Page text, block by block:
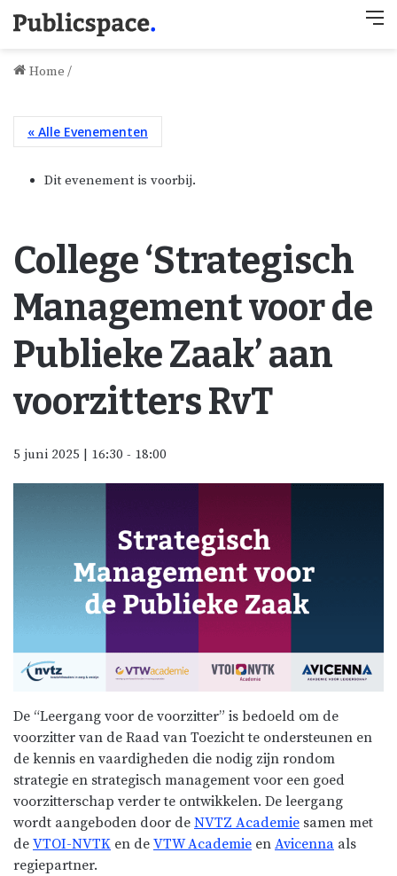
Home /
« Alle Evenementen
Dit evenement is voorbij.
College ‘Strategisch
Management voor de
Publieke Zaak’ aan
voorzitters RvT
5 juni 2025 | 16:30 - 18:00
De “Leergang voor de voorzitter” is bedoeld om de
voorzitter van de Raad van Toezicht te ondersteunen en
de kennis en vaardigheden die nodig zijn rondom
strategie en strategisch management voor een goed
voorzitterschap verder te ontwikkelen. De leergang
wordt aangeboden door de NVTZ Academie samen met
de VTOI-NVTK en de VTW Academie en Avicenna als
regiepartner.